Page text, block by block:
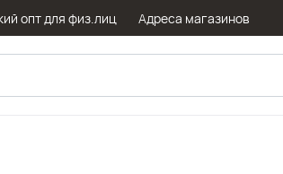
опт для физ.лиц Адреса магазинов